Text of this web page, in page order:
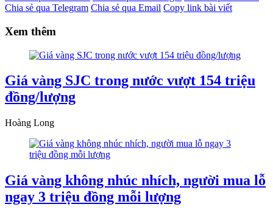
Chia sẻ qua Telegram Chia sẻ qua Email Copy link bài viết
Xem thêm
Giá vàng SJC trong nước vượt 154 triệu
đồng/lượng
Hoàng Long
Giá vàng không nhúc nhích, người mua lỗ
ngay 3 triệu đồng mỗi lượng